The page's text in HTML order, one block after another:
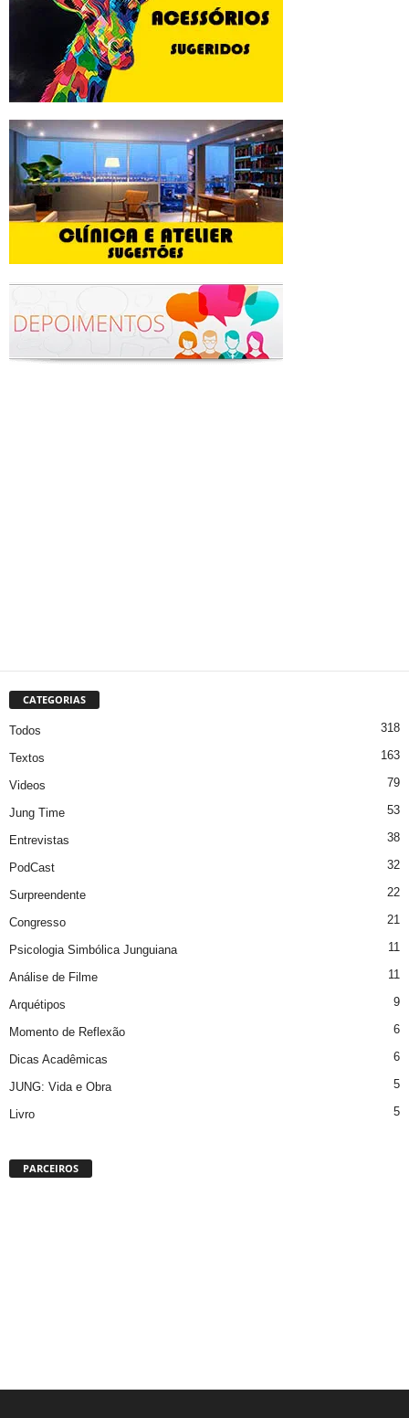
CATEGORIAS
Todos 318
Textos 163
Videos 79
Jung Time 53
Entrevistas 38
PodCast 32
Surpreendente 22
Congresso 21
Psicologia Simbólica Junguiana 11
Análise de Filme 11
Arquétipos 9
Momento de Reflexão 6
Dicas Acadêmicas 6
JUNG: Vida e Obra 5
Livro 5
PARCEIROS